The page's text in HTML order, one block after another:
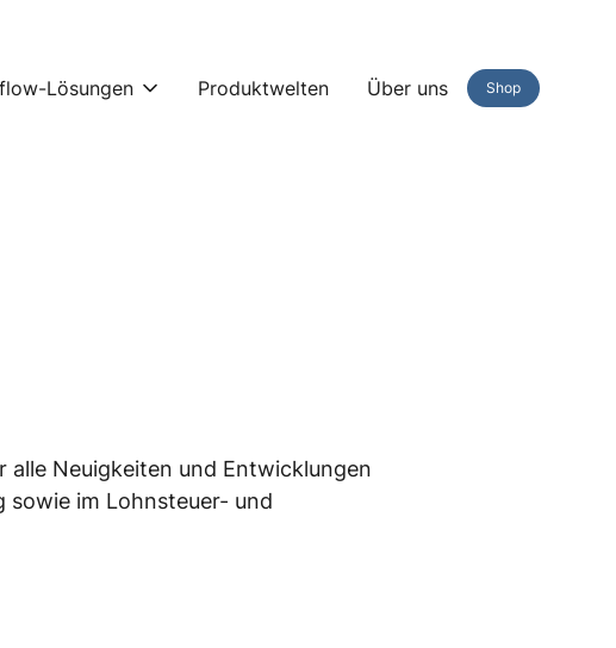
Lösungen Produktwelten Über uns Shop
Neuigkeiten und Entwicklungen
sowie im Lohnsteuer- und